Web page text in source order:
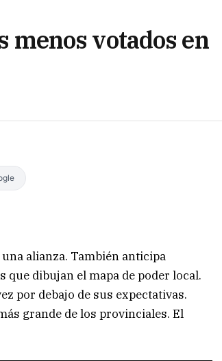
votados en
alianza. También anticipa
dibujan el mapa de poder local.
por debajo de sus expectativas.
grande de los provinciales. El